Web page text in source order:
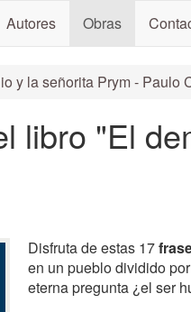
Autores Obras
y la señorita Prym - Paulo
libro "El
Disfruta de estas 17
en un pueblo dividido
eterna pregunta ¿el ser